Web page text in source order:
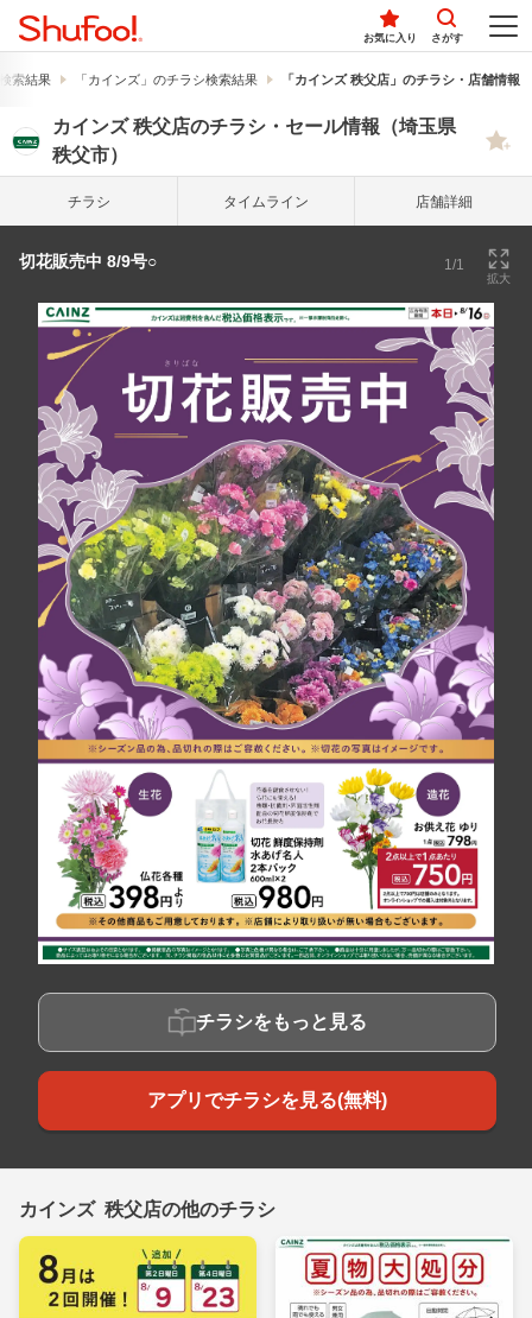
お気に入り さがす
索結果 「カインズ」のチラシ検索結果 「カインズ 秩父店」のチラシ・店舗情報
カインズ 秩父店のチラシ・セール情報（埼玉県
秩父市）
チラシ タイム ライン 店舗詳細
切花販売中 8/9号○ 1/1
拡大
チラシをもっと見る
アプリでチラシを見る(無料)
カインズ 秩父店の他のチラシ